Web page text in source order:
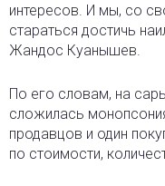
интересов. И мы, со
стараться достичь
Жандос Куанышев.
По его словам, на
сложилась
продавцов и один
по стоимости,